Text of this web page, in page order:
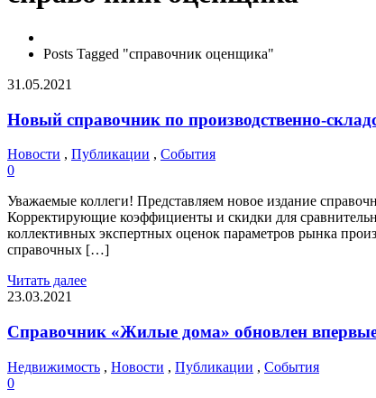
Posts Tagged "справочник оценщика"
31.05.2021
Новый справочник по производственно-
Новости , Публикации , События
0
Уважаемые коллеги! Представляем новое издание
Корректирующие коэффициенты и скидки для
коллективных экспертных оценок параметров рынка
справочных […]
Читать далее
23.03.2021
Справочник «Жилые дома» обновлен впервые
Недвижимость , Новости , Публикации , События
0